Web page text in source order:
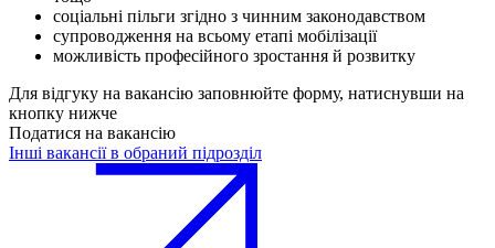
соціальні пільги згідно з чинним законодавством
супроводження на всьому етапі мобілізації
можливість професійного зростання й розвитку
Для відгуку на вакансію заповнюйте форму, натиснувши на
кнопку нижче
Податися на вакансію
Інші вакансії в обраний підрозділ